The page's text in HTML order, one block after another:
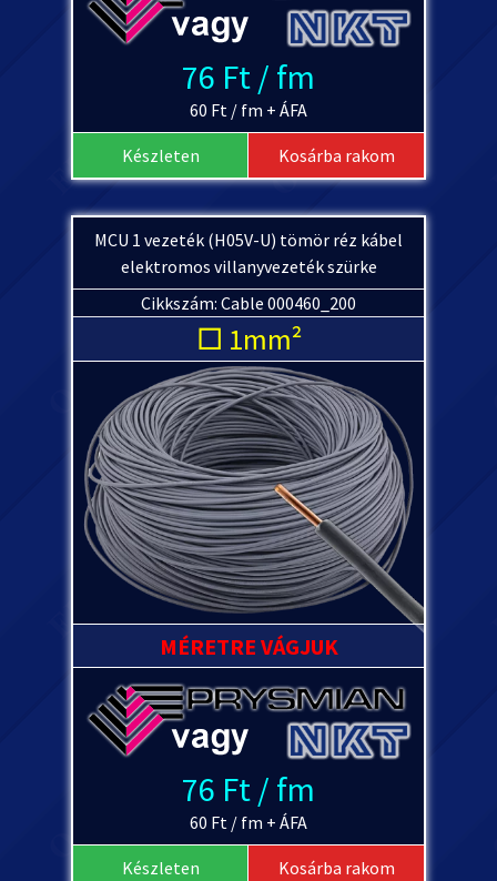
76 Ft / fm
60 Ft / fm + ÁFA
Készleten Kosárba rakom
MCU 1 vezeték (H05V-U) tömör réz kábel
elektromos villanyvezeték szürke
Cikkszám: Cable 000460_200
□ 1mm²
MÉRETRE VÁGJUK
76 Ft / fm
60 Ft / fm + ÁFA
Készleten Kosárba rakom